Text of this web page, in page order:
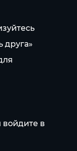
друга»
в